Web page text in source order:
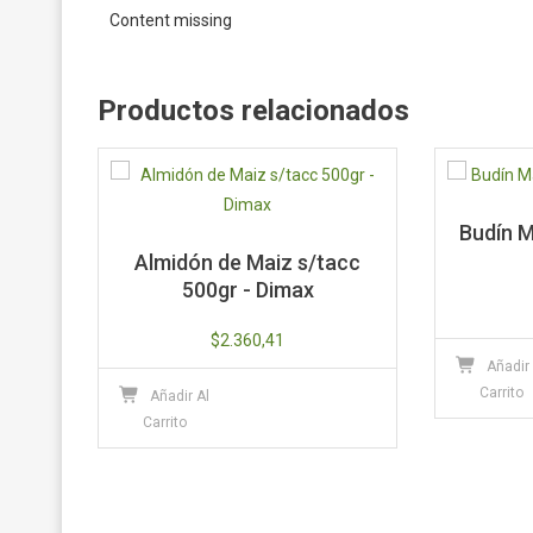
Content missing
Productos relacionados
Almidón de Maiz s/tacc
500gr - Dimax
$2.360,41
Añadir Al
Carrito
Budín
Añadir
Carrito